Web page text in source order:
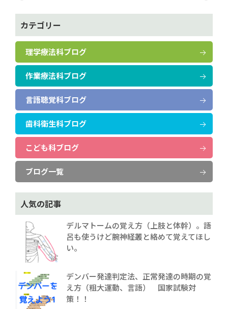
カテゴリー
理学療法科ブログ
作業療法科ブログ
言語聴覚科ブログ
歯科衛生科ブログ
こども科ブログ
ブログ一覧
人気の記事
デルマトームの覚え方（上肢と体幹）。語
呂も使うけど腕神経叢と絡めて覚えてほし
い。
デンバー発達判定法、正常発達の時期の覚
え方（粗大運動、言語） 国家試験対
策！！